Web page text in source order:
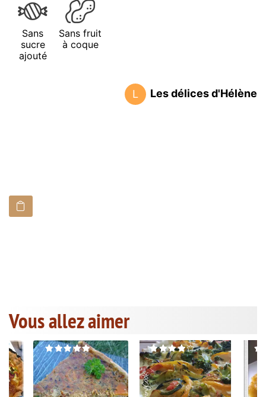
Sans
sucre
ajouté
Sans fruit
à coque
L Les délices d'Hélène
Vous allez aimer